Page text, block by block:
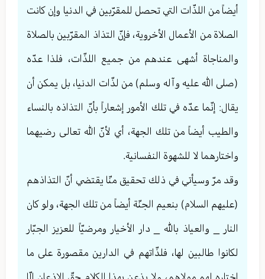
أيضاً من اللذّات التي تحصل للمقرّبين في الدنيا وإن كانت
الصلاة من الأعمال الأخروية، فإنّ التذاذ المقرّبين بالصلاة
والمناجاة أشهى عندهم من جميع اللذّات، فلذا عدّه
(صلى الله عليه وآله وسلم) من لذّات الدنيا، بل يمكن أن
يقال: إنّما عدّه في تلك الأمور إشعاراً بأنّ التذاذه بالنساء
والطيب أيضاً من تلك الجهة، أي لأنّ الله تعالی رضيهما
واختارهما لا للشهوة النفسانية.
وقد مرّ وسيأتي في ذلك تحقيق منّا يقتضي أنّ التذاذهم
(عليهم السلام) بنعيم الجنّة أيضاً من تلك الجهة، ولو كان
النار _ والعياذ بالله _ دار الأخيار ومرضيّاً للعزيز الجبّار
لكانوا طالبين لها، فلذّاتهم في الدارين مقصورة على ما